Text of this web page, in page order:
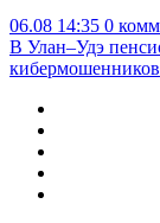
06.08 14:35 0
В Улан–Удэ
кибермошенников